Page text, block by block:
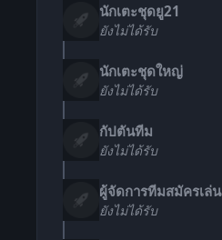
นักเตะชุดยู21
ยังไม่ได้รับ
นักเตะชุดใหญ่
ยังไม่ได้รับ
กัปตันทีม
ยังไม่ได้รับ
ผู้จัดการทีมสมัครเล่น
ยังไม่ได้รับ